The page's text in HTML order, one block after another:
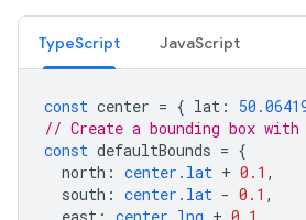
TypeScript JavaScript
const center = { lat :
// Create a bounding box
const defaultBounds = {
north : center.lat + 0.1 ,
south : center.lat - 0.1 ,